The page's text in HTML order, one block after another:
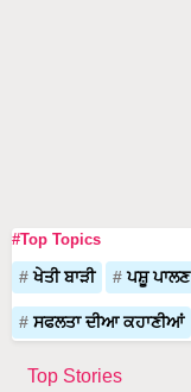
#Top Topics
ਖੇਤੀ ਬਾੜੀ ਪਸ਼ੂ ਪਾਲਣ
ਸਫਲਤਾ ਦੀਆ ਕਹਾਣੀਆਂ
Top Stories